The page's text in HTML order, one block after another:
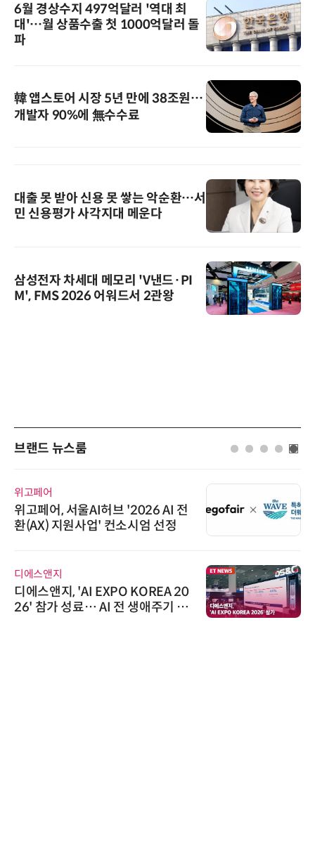
6월 경상수지 497억달러 '역대 최
대'…월 상품수출 첫 1000억달러 돌
파
韓 앱스토어 시장 5년 만에 38조원…
개발자 90%에 無수수료
대출 못 받아 신용 못 쌓는 악순환…서
민 신용평가 사각지대 메운다
삼성전자 차세대 메모리 'V낸드·PI
M', FMS 2026 어워드서 2관왕
브랜드 뉴스룸
위고페어
위고페어, 서울AI허브 '2026 AI 전
환(AX) 지원사업' 컨소시엄 선정
디에스앤지
디에스앤지, 'AI EXPO KOREA 20
26' 참가 성료… AI 전 생애주기 아